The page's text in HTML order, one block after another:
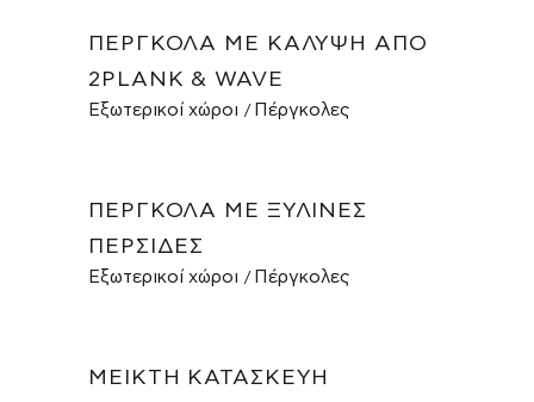
ΠΈΡΓΚΟΛΑ ΜΕ ΚΆΛΥΨΗ ΑΠΌ
2PLANK & WAVE
Εξωτερικοί χώροι Πέργκολες
ΠΈΡΓΚΟΛΑ ΜΕ ΞΎΛΙΝΕΣ
ΠΕΡΣΊΔΕΣ
Εξωτερικοί χώροι Πέργκολες
ΜΕΙΚΤΉ ΚΑΤΑΣΚΕΥΉ